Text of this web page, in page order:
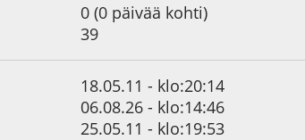
0 (0 päivää kohti)
39
18.05.11 - klo:20:14
06.08.26 - klo:14:46
25.05.11 - klo:19:53